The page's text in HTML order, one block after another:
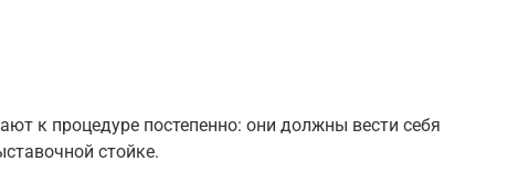
к процедуре постепенно: они должны вести себя
стойке.